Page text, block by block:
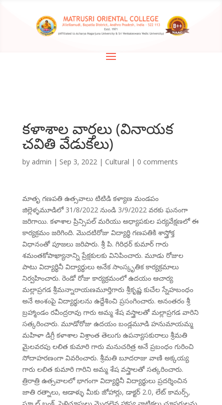
కళాశాల వార్తలు (వినాయక
చవితి వేడుకలు)
by admin | Sep 3, 2022| Cultural | 0 comments
మాతృ గణపతి ఉత్సవాలు టిటిడి కళ్యాణ మండపం
జిల్లెళ్ళమూడిలో 31/8/2022 నుండి 3/9/2022 వరకు ఘనంగా
జరిగాయి. కళాశాల ప్రిన్సిపల్ మరియు అధ్యాపకుల పర్యవేక్షణలో ఈ
కార్యక్రమం జరిగింది. మొదటిరోజు విద్యార్థి గణపతికి శాస్త్రోక్త
విధానంతో పూజలు జరిపారు. శ్రీ పి. గిరిధర్ కుమార్ గారు
శమంతకోపాఖ్యానాన్ని ప్రేక్షకులకు వినిపించారు. మూడు రోజుల
పాటు విద్యార్థినీ విద్యార్థులు అనేక సాంస్కృతిక కార్యక్రమాలు
నిర్వహించారు. రెండో రోజు కార్యక్రమంలో ఉదయం ఆచార్య
మల్లాప్రగడ శ్రీమన్నారాయణమూర్తిగారు శ్రీకృష్ణ కుచేల స్నేహబంధం
అనే అంశంపై విద్యార్థులను ఉద్దేశించి ప్రసంగించారు. అనంతరం శ్రీ
బ్రహ్మాండం రవీంద్రరావు గారు అమ్మ శేష వస్త్రాలతో మల్లాప్రగడ వారిని
సత్కరించారు. మూడోరోజు ఉదయం బండ్లమూడి హనుమాయమ్మ
మహిళా డిగ్రీ కళాశాల విశ్రాంత తెలుగు ఉపన్యాసకురాలు శ్రీమతి
మైలవరపు లలిత కుమారి గారు మనుచరిత్ర అనే ప్రబంధం గురించి
సోదాహరణంగా వివరించారు. శ్రీమతి బూదరాజు వాణి అక్కయ్య
గారు లలిత కుమారి గారిని అమ్మ శేష వస్త్రాలతో సత్కరించారు.
త్రిరాత్రి ఉత్సవాలలో భాగంగా విద్యార్థినీ విద్యార్థులు ప్రదర్శించిన
జాతి రత్నాలు, ఆడాళ్ళు మీకు జోహార్లు, డాక్టర్ 2.0, లేట్ కామర్స్,